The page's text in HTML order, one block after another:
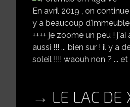
En avril 2019 , on
y a beaucoup
++++ je zoome un peu !
aussi !!! ... bien sur ! il y a
soleil !!!! waouh non ? ... et
LE LAC